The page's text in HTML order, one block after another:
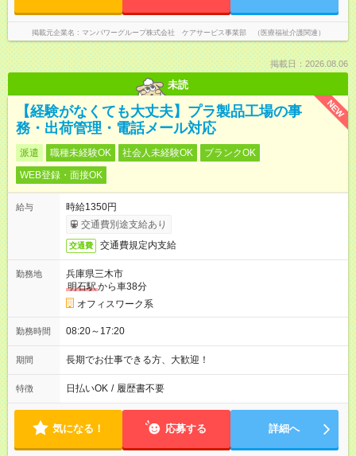
掲載元企業名 マンパワーグループ株式会社 ケアサービス事業部 （医療福祉介護関連）
掲載日：2026.08.06
未読
NEW
【経験がなくても大丈夫】プラ製品工場の事
務・出荷管理・電話メール対応
派遣 職種未経験OK 社会人未経験OK
ブランクOK
WEB登録・面接OK
給与
時給1350円
交通費別途支給あり
交通費 交通費規定内支給
勤務地
兵庫県三木市
明石駅から車38分
オフィスワーク系
勤務時間 08:20～17:20
期間 長期でお仕事できる方、大歓迎！
特徴 日払いOK / 履歴書不要
気になる！ 応募する 詳細へ